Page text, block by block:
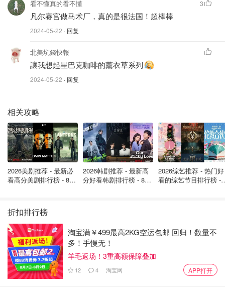
有一些比赛场地没有选择设置在体育场馆进行，而是在选择
了露天或室内的景点举行，让奥运精神与法国文化接轨。
塞纳河
本届将是历史上首次不在体育场内开幕的的奥运会！开幕式
地点选在了巴黎的塞纳河。本届开幕式是免费对公众开放
的，除了进入中心舞台需要门票外，观众可以进入码头等地
免费观看。
埃菲尔铁塔
看不懂真的看不懂
凡尔赛宫做马术厂，真的是很法国！超棒棒
2024-05-22 · 回复
3
北美坑錢快報
讓我想起星巴克咖啡的薰衣草系列
2024-05-22 · 回复
相关攻略
2026美剧推荐 - 最新必
看高分美剧排行榜 - 8月
2026韩剧推荐 - 最新高
分好看韩剧排行榜 - 8月
2026综艺推荐 - 热门好
看的综艺节目排行榜 -
折扣排行榜
淘宝满￥499最高2KG空运包邮 回归！数量不
多！手慢无！
羊毛返场！3重高额保障叠加
12 4 淘宝网 APP打开